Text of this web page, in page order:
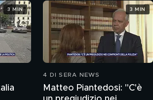
3 MIN
4 DI SERA NEWS
Matteo Piantedosi: "C'è
3 MIN